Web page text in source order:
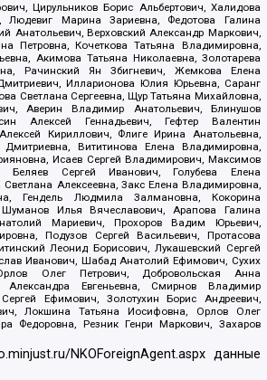
Цирульников Борис Альбертович, Халидова
Людевиг Марина Зариевна, Федотова Галина
Анатольевич, Верховский Александр Маркович,
Петровна, Кочеткова Татьяна Владимировна,
Акимова Татьяна Николаевна, Золотарева
Рачинский Ян Збигневич, Жемкова Елена
Илларионова Юлия Юрьевна, Саранг
Светлана Сергеевна, Щур Татьяна Михайловна,
Аверин Владимир Анатольевич, Блинушов
Алексей Геннадьевич, Гефтер Валентин
Кириллович, Флиге Ирина Анатольевна,
Вититинова Елена Владимировна,
Исаев Сергей Владимирович, Максимов
Беляев Сергей Иванович, Голубева Елена
Алексеевна, Закс Елена Владимировна,
Гендель Людмила Залмановна, Кокорина
Шуманов Илья Вячеславович, Арапова Галина
Мариевич, Прохоров Вадим Юрьевич,
Подузов Сергей Васильевич, Протасова
Леонид Борисович, Лукашевский Сергей
Иванович, Шабад Анатолий Ефимович, Сухих
Олег Петрович, Добровольская Анна
Александра Евгеньевна, Смирнов Владимир
Ефимович, Золотухин Борис Андреевич,
Локшина Татьяна Иосифовна, Орлов Олег
Федоровна, Резник Генри Маркович, Захаров
NKOForeignAgent.aspxданные